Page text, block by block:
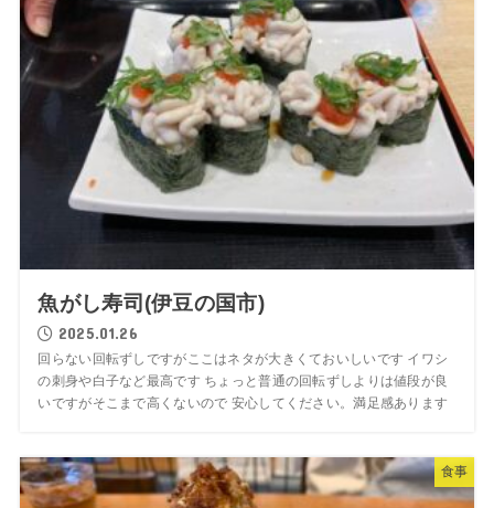
魚がし寿司(伊豆の国市)
2025.01.26
回らない回転ずしですがここはネタが大きくておいしいです イワシ
の刺身や白子など最高です ちょっと普通の回転ずしよりは値段が良
いですがそこまで高くないので 安心してください。満足感あります
食事